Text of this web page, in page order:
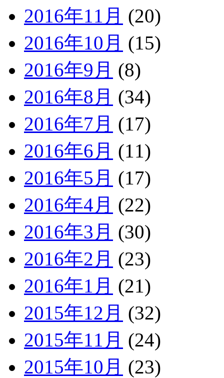
2016年11月 (20)
2016年10月 (15)
2016年9月 (8)
2016年8月 (34)
2016年7月 (17)
2016年6月 (11)
2016年5月 (17)
2016年4月 (22)
2016年3月 (30)
2016年2月 (23)
2016年1月 (21)
2015年12月 (32)
2015年11月 (24)
2015年10月 (23)